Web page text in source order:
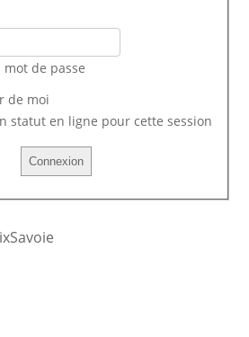
mot de passe
de moi
statut en ligne pour cette session